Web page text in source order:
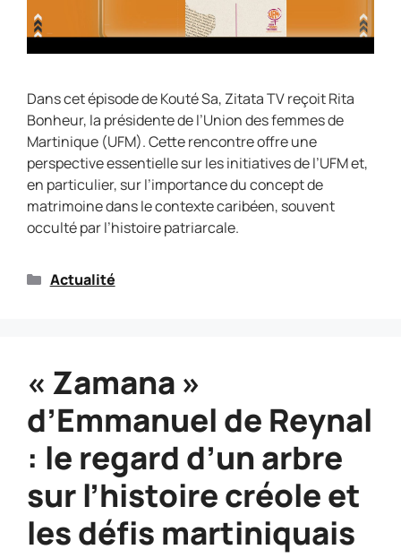
Dans cet épisode de Kouté Sa, Zitata TV reçoit Rita
Bonheur, la présidente de l’Union des femmes de
Martinique (UFM). Cette rencontre offre une
perspective essentielle sur les initiatives de l’UFM et,
en particulier, sur l’importance du concept de
matrimoine dans le contexte caribéen, souvent
occulté par l’histoire patriarcale.
Actualité
« Zamana »
d’Emmanuel de Reynal
: le regard d’un arbre
sur l’histoire créole et
les défis martiniquais